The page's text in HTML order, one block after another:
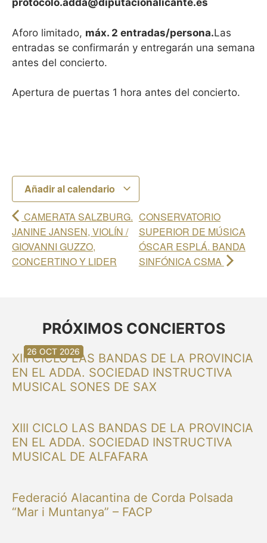
protocolo.adda@diputacionalicante.es
Aforo limitado, máx. 2 entradas/persona.Las
entradas se confirmarán y entregarán una semana
antes del concierto.
Apertura de puertas 1 hora antes del concierto.
Añadir al calendario
CAMERATA SALZBURG.
JANINE JANSEN, VIOLÍN /
GIOVANNI GUZZO,
CONCERTINO Y LIDER
CONSERVATORIO
SUPERIOR DE MÚSICA
ÓSCAR ESPLÁ. BANDA
SINFÓNICA CSMA
PRÓXIMOS CONCIERTOS
XIII CICLO LAS BANDAS DE LA PROVINCIA
EN EL ADDA. SOCIEDAD INSTRUCTIVA
MUSICAL SONES DE SAX
30 AGO 2026
XIII CICLO LAS BANDAS DE LA PROVINCIA
EN EL ADDA. SOCIEDAD INSTRUCTIVA
MUSICAL DE ALFAFARA
30 AGO 2026
Federació Alacantina de Corda Polsada
“Mar i Muntanya” – FACP
13 SEP 2026
20 SEP 2026
20 SEP 2026
26 SEP 2026
03 OCT 2026
16 OCT 2026
26 OCT 2026